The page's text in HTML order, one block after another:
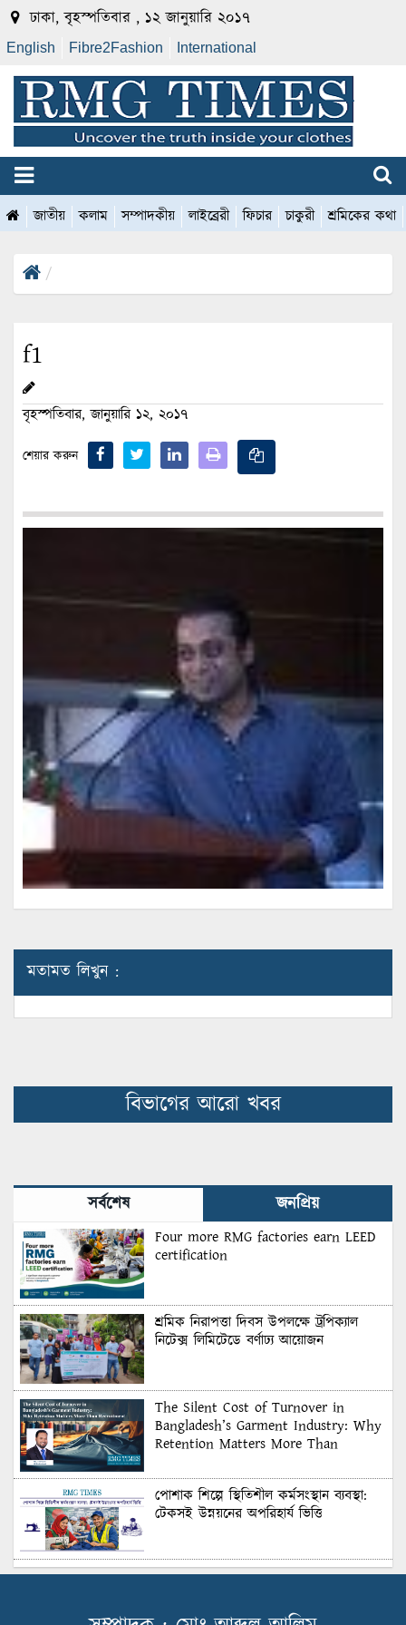
ঢাকা, বৃহস্পতিবার , ১২ জানুয়ারি ২০১৭
English Fibre2Fashion International
জাতীয় কলাম সম্পাদকীয় লাইব্রেরী ফিচার চাকুরী শ্রমিকের কথা
f1
বৃহস্পতিবার, জানুয়ারি ১২, ২০১৭
শেয়ার করুন
মতামত লিখুন :
বিভাগের আরো খবর
সর্বশেষ জনপ্রিয়
Four more RMG factories earn LEED
certification
শ্রমিক নিরাপত্তা দিবস উপলক্ষে ট্রপিক্যাল
নিটেক্স লিমিটেডে বর্ণাঢ্য আয়োজন
The Silent Cost of Turnover in
Bangladesh’s Garment Industry: Why
Retention Matters More Than
পোশাক শিল্পে স্থিতিশীল কর্মসংস্থান ব্যবস্থা:
টেকসই উন্নয়নের অপরিহার্য ভিত্তি
শুল্কের দেয়াল ভাঙার সুযোগ: মার্কিন বাজারে